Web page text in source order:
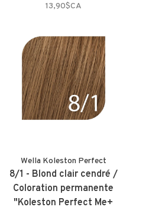
13,90$CA
Wella Koleston Perfect
8/1 - Blond clair cendré /
Coloration permanente
"Koleston Perfect Me+